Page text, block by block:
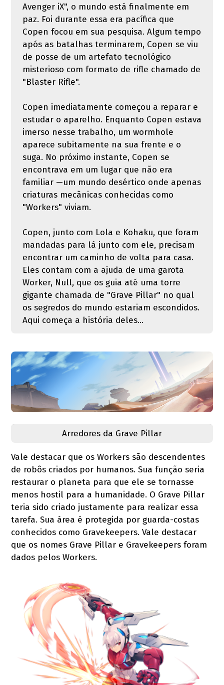
Avenger iX", o mundo está finalmente em
paz. Foi durante essa era pacífica que
Copen focou em sua pesquisa. Algum tempo
após as batalhas terminarem, Copen se viu
de posse de um artefato tecnológico
misterioso com formato de rifle chamado de
"Blaster Rifle".
Copen imediatamente começou a reparar e
estudar o aparelho. Enquanto Copen estava
imerso nesse trabalho, um wormhole
aparece subitamente na sua frente e o
suga. No próximo instante, Copen se
encontrava em um lugar que não era
familiar —um mundo desértico onde apenas
criaturas mecânicas conhecidas como
"Workers" viviam.
Copen, junto com Lola e Kohaku, que foram
mandadas para lá junto com ele, precisam
encontrar um caminho de volta para casa.
Eles contam com a ajuda de uma garota
Worker, Null, que os guia até uma torre
gigante chamada de "Grave Pillar" no qual
os segredos do mundo estariam escondidos.
Aqui começa a história deles...
Arredores da Grave Pillar
Vale destacar que os Workers são descendentes
de robôs criados por humanos. Sua função seria
restaurar o planeta para que ele se tornasse
menos hostil para a humanidade. O Grave Pillar
teria sido criado justamente para realizar essa
tarefa. Sua área é protegida por guarda-costas
conhecidos como Gravekeepers. Vale destacar
que os nomes Grave Pillar e Gravekeepers foram
dados pelos Workers.